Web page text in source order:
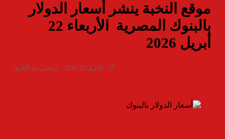
موقع النخبة ينشر أسعار الدولار
بالبنوك المصرية الأربعاء 22
أبريل 2026
راضي عبد الباري أبريل 22, 2026 17